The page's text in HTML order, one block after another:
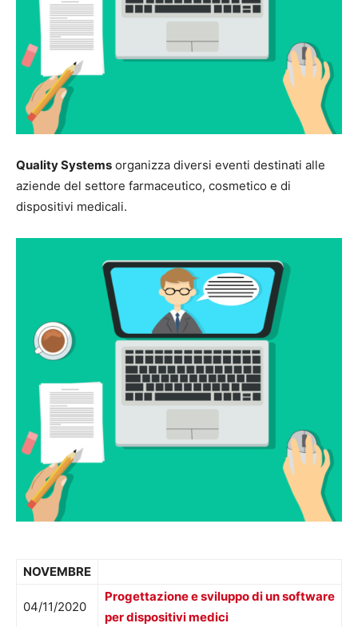
Quality Systems organizza diversi eventi destinati alle
aziende del settore farmaceutico, cosmetico e di
dispositivi medicali.
NOVEMBRE
04/11/2020
Progettazione e sviluppo di un software
per dispositivi medici